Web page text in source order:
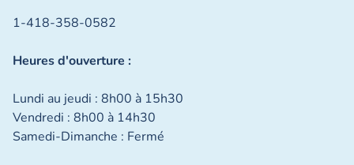
1-418-358-0582
Heures d'ouverture :
Lundi au jeudi : 8h00 à 15h30
Vendredi : 8h00 à 14h30
Samedi-Dimanche : Fermé